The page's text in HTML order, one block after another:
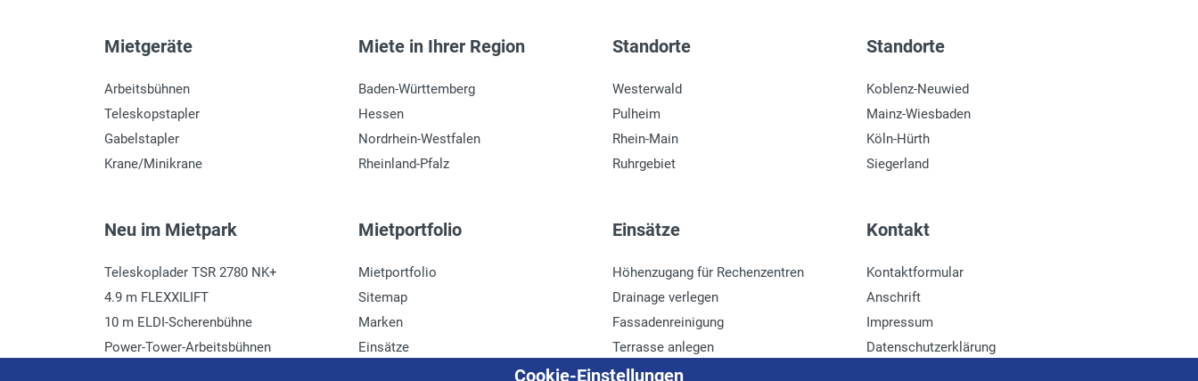
Mietgeräte
Arbeitsbühnen
Teleskopstapler
Gabelstapler
Krane/Minikrane
Miete in Ihrer Region
Baden-Württemberg
Hessen
Nordrhein-Westfalen
Rheinland-Pfalz
Standorte
Westerwald
Pulheim
Rhein-Main
Ruhrgebiet
Standorte
Koblenz-Neuwied
Mainz-Wiesbaden
Köln-Hürth
Siegerland
Neu im Mietpark
Teleskoplader TSR 2780 NK+
4.9 m FLEXXILIFT
10 m ELDI-Scherenbühne
Power-Tower-Arbeitsbühnen
Mietportfolio
Mietportfolio
Sitemap
Marken
Einsätze
Einsätze
Höhenzugang für Rechenzentren
Drainage verlegen
Fassadenreinigung
Terrasse anlegen
Ladenbau
Kontakt
Kontaktformular
Anschrift
Impressum
Datenschutzerklärung
Cookie-Einstellungen